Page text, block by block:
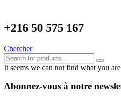
+216 50 575 167
Chercher
It seems we can not find what you
Abonnez-vous à notre